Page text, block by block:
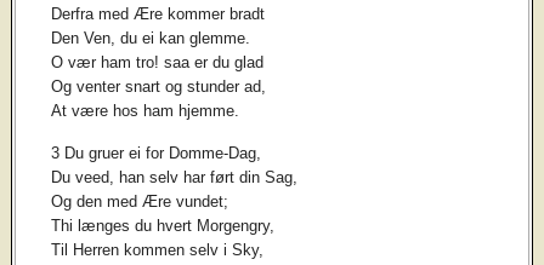
Derfra med Ære kommer bradt
Den Ven, du ei kan glemme.
O vær ham tro! saa er du glad
Og venter snart og stunder ad,
At være hos ham hjemme.
3 Du gruer ei for Domme-Dag,
Du veed, han selv har ført din Sag,
Og den med Ære vundet;
Thi længes du hvert Morgengry,
Til Herren kommen selv i Sky,